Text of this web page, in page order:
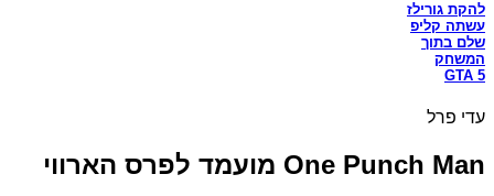
להקת גורילז
עשתה קליפ
שלם בתוך
המשחק
GTA 5
עדי פרל
One Punch Man מועמד לפרס הארווי